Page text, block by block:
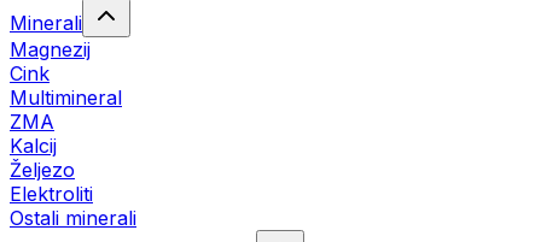
Minerali
Magnezij
Cink
Multimineral
ZMA
Kalcij
Željezo
Elektroliti
Ostali minerali